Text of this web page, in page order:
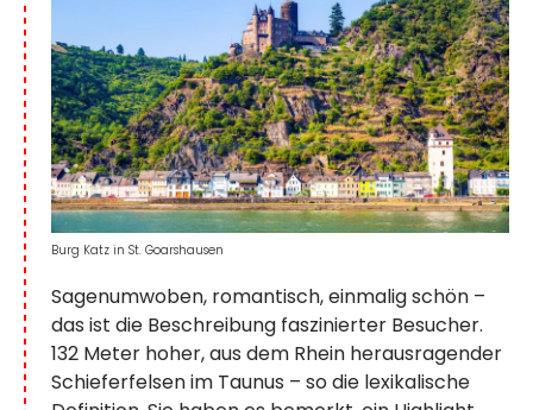
Sagenumwoben, romantisch, einmalig schön –
das ist die Beschreibung faszinierter Besucher.
132 Meter hoher, aus dem Rhein herausragender
Schieferfelsen im Taunus – so die lexikalische
Burg Katz in St. Goarshausen